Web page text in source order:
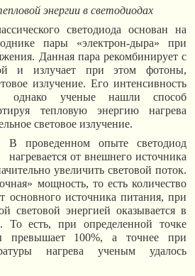
энергии в светодиодах
светодиода основан на
пары «электрон-дыра» при
Данная пара рекомбинирует с
и излучает при этом фотоны,
излучение. Его интенсивность
однако ученые нашли способ
тепловую энергию нагрева
световое излучение.
В проведенном опыте светодиод
нагревается от внешнего источника
увеличить световой поток.
мощность, то есть количество
основного источника питания, при
световой энергией оказывается в
То есть, при определенной точке
превышает 100%, а точнее при
нагрева ученым удалось